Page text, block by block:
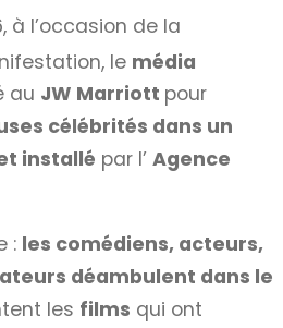
à l’occasion de la
le média
au JW Marriott pour
célébrités dans un
installé par l’Agence
: les comédiens, acteurs,
déambulent dans le
les films qui ont